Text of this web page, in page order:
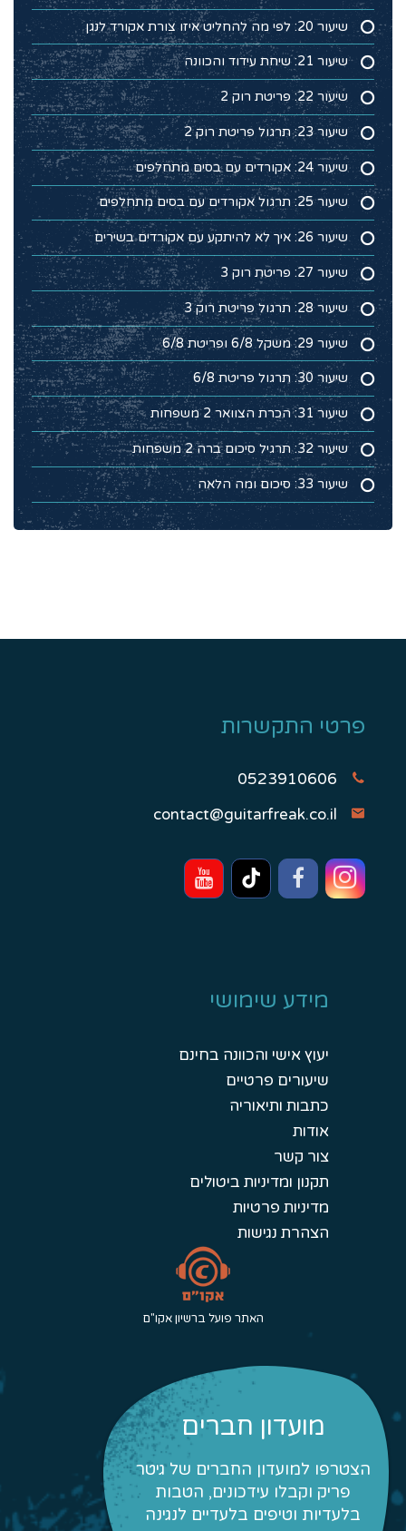
שיעור 20: לפי מה להחליט איזו צורת אקורד לנגן
שיעור 21: שיחת עידוד והכוונה
שיעור 22: פריטת רוק 2
שיעור 23: תרגול פריטת רוק 2
שיעור 24: אקורדים עם בסים מתחלפים
שיעור 25: תרגול אקורדים עם בסים מתחלפים
שיעור 26: איך לא להיתקע עם אקורדים בשירים
שיעור 27: פריטת רוק 3
שיעור 28: תרגול פריטת רוק 3
שיעור 29: משקל 6/8 ופריטת 6/8
שיעור 30: תרגול פריטת 6/8
שיעור 31: הכרת הצוואר 2 משפחות
שיעור 32: תרגיל סיכום ברה 2 משפחות
שיעור 33: סיכום ומה הלאה
פרטי התקשרות
0523910606
contact@guitarfreak.co.il
מידע שימושי
יעוץ אישי והכוונה בחינם
שיעורים פרטיים
כתבות ותיאוריה
אודות
צור קשר
תקנון ומדיניות ביטולים
מדיניות פרטיות
הצהרת נגישות
האתר פועל ברשיון אקו"ם
מועדון חברים
הצטרפו למועדון החברים של גיטר
פריק וקבלו עידכונים, הטבות
בלעדיות וטיפים בלעדיים לנגינה